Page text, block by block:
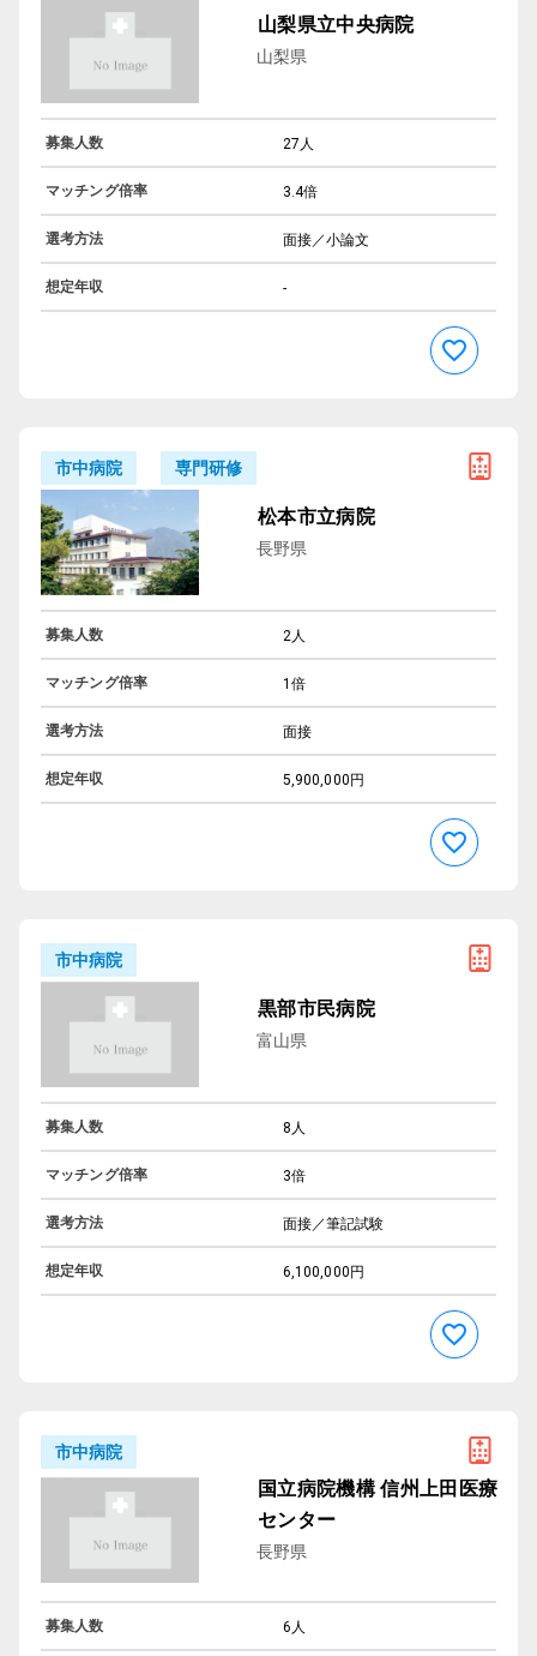
山梨県立中央病院
山梨県
募集人数 27人
マッチング倍率 3.4倍
選考方法 面接／小論文
想定年収 -
市中病院 専門研修
松本市立病院
長野県
募集人数 2人
マッチング倍率 1倍
選考方法 面接
想定年収 5,900,000円
市中病院
黒部市民病院
富山県
募集人数 8人
マッチング倍率 3倍
選考方法 面接／筆記試験
想定年収 6,100,000円
市中病院
国立病院機構 信州上田医療
センター
長野県
募集人数 6人